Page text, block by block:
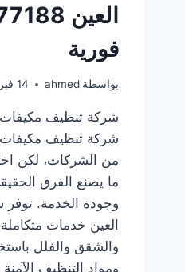
فورية
بواسطة ahmed 14 فبراير، 2026
شركة تنظيف
شركة تنظيف مكيفات
من الشركات، لكن
ما يصنع الفرق
وجودة الخدمة.
العين خدمات
والشقق والفلل
ومواد التنظيف